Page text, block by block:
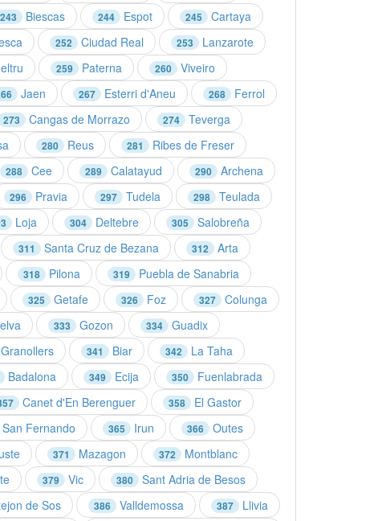
243 Biescas 244 Espot 245 Cartaya
252 Ciudad Real 253 Lanzarote
259 Paterna 260 Viveiro
Jaen 267 Esterri d'Aneu 268 Ferrol
273 Cangas de Morrazo 274 Teverga
280 Reus 281 Ribes de Freser
288 Cee 289 Calatayud 290 Archena
296 Pravia 297 Tudela 298 Teulada
Loja 304 Deltebre 305 Salobreña
311 Santa Cruz de Bezana 312 Arta
318 Pilona 319 Puebla de Sanabria
325 Getafe 326 Foz 327 Colunga
333 Gozon 334 Guadix
341 Biar 342 La Taha
Badalona 349 Ecija 350 Fuenlabrada
Canet d'En Berenguer 358 El Gastor
San Fernando 365 Irun 366 Outes
371 Mazagon 372 Montblanc
379 Vic 380 Sant Adria de Besos
de Sos 386 Valldemossa 387 Llivia